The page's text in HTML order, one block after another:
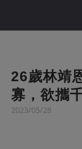
26歲林靖
寡，欲攜
2023/05/28